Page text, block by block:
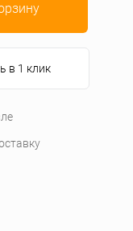
в 1 клик